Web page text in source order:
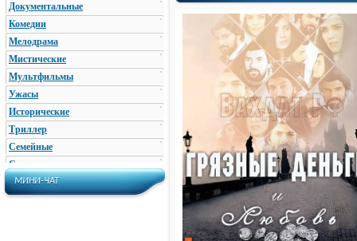
Документальные
Комедии
Мелодрама
Мистические
Мультфильмы
Ужасы
Исторические
Триллер
Семейные
Ситком
Криминал
Приключения
МИНИ-ЧАТ